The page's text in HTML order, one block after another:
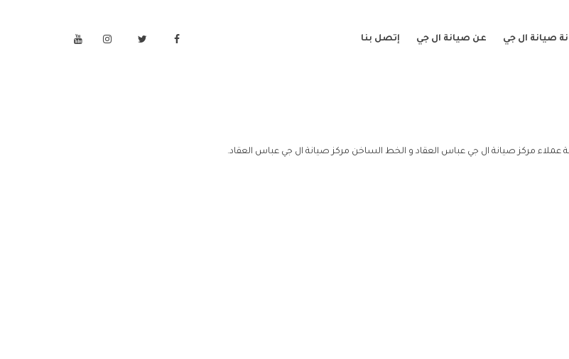
صيانة ال جي عن صيانة ال جي إتصل بنا
عملاء مركز صيانة ال جي عباس العقاد و الخط الساخن مركز صيانة ال جي عباس العقاد.